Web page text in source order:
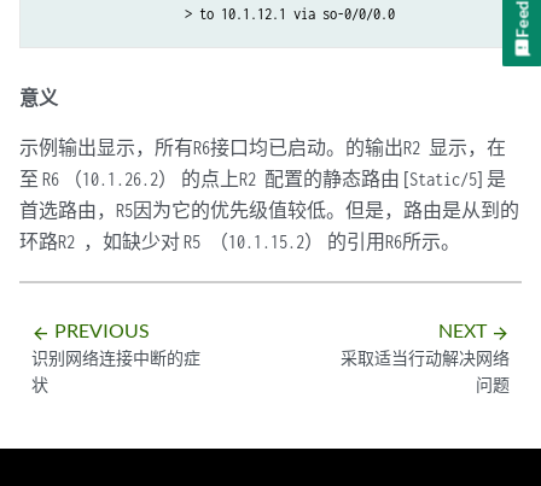
意义
示例输出显示，所有R6接口均已启动。的输出R2 显示，在
至 R6 （10.1.26.2） 的点上R2 配置的静态路由 [Static/5] 是
首选路由， R5因为它的优先级值较低。但是，路由是从到的
环路R2 ，如缺少对R5 （10.1.15.2） 的引用R6所示。
arrow_backward PREVIOUS
识别网络连接中断的症
状
NEXT arrow_forward
采取适当行动解决网络
问题